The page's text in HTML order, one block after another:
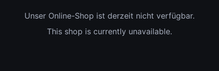
Unser Online-Shop ist derzeit nicht verfügbar.
This shop is currently unavailable.